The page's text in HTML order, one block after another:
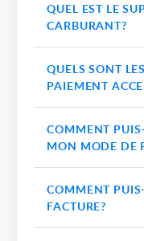
QUEL EST LE
CARBURANT?
QUELS SONT
PAIEMENT
COMMENT
MON MODE DE
COMMENT
FACTURE?